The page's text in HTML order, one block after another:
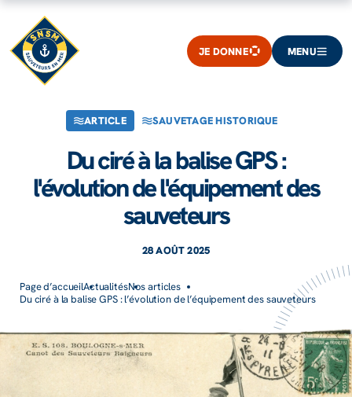
JE DONNE MENU
ARTICLE SAUVETAGE HISTORIQUE
Du ciré à la balise GPS :
l'évolution de l'équipement des
sauveteurs
28 AOÛT 2025
Page d’accueilActualitésNos articles
Du ciré à la balise GPS : l’évolution de l’équipement des sauveteurs